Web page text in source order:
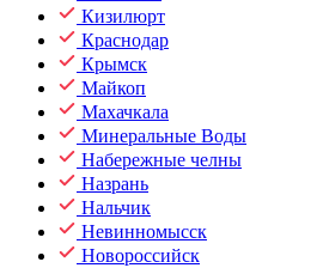
Кизилюрт
Краснодар
Крымск
Майкоп
Махачкала
Минеральные Воды
Набережные челны
Назрань
Нальчик
Невинномысск
Новороссийск